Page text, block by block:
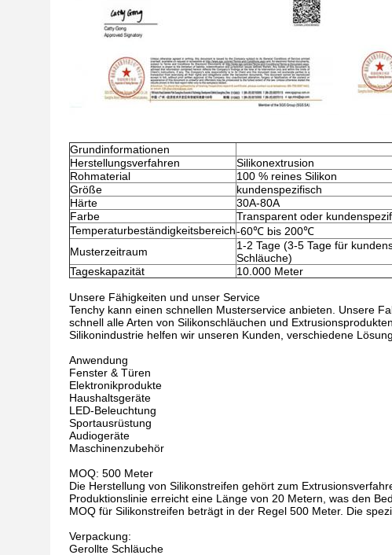
Grundinformationen
Herstellungsverfahren
Silikonextrusion
Rohmaterial
100 % reines Silikon
Größe
kundenspezifisch
Härte
30A-80A
Farbe
Transparent oder
Temperaturbeständigkeitsbereich-60℃ bis 200℃
Musterzeitraum
1-2 Tage (3-5 Tage für
Schläuche)
Tageskapazität
10.000 Meter
Unsere Fähigkeiten und unser Service
Tenchy kann einen schnellen Musterservice anbieten. Unsere
schnell alle Arten von Silikonschläuchen und
Silikonindustrie helfen wir unseren Kunden, verschiedene
Anwendung
Fenster & Türen
Elektronikprodukte
Haushaltsgeräte
LED-Beleuchtung
Sportausrüstung
Audiogeräte
Maschinenzubehör
MOQ: 500 Meter
Die Herstellung von Silikonstreifen gehört zum
Produktionslinie erreicht eine Länge von 20 Metern, was den
MOQ für Silikonstreifen beträgt in der Regel 500 Meter. Die
Verpackung:
Gerollte Schläuche